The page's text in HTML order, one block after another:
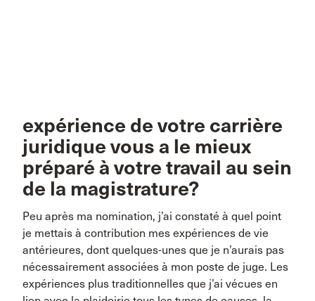
expérience de votre carrière
juridique vous a le mieux
préparé à votre travail au sein
de la magistrature?
Peu après ma nomination, j’ai constaté à quel point
je mettais à contribution mes expériences de vie
antérieures, dont quelques-unes que je n’aurais pas
nécessairement associées à mon poste de juge. Les
expériences plus traditionnelles que j’ai vécues en